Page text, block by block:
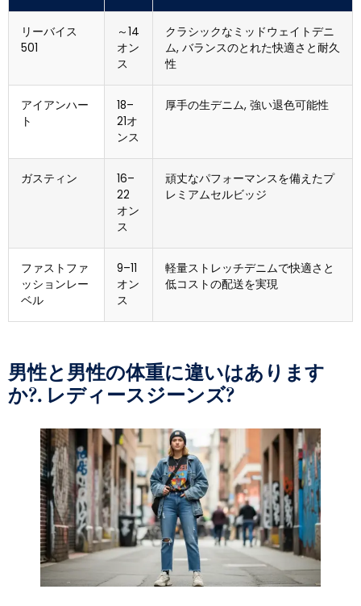
リーバイス
501
～14
オン
ス
クラシックなミッドウェイトデニ
ム, バランスのとれた快適さと耐久
性
アイアンハー
ト
18–
21オ
ンス
厚手の生デニム, 強い退色可能性
ガスティン
16–
22
オン
ス
頑丈なパフォーマンスを備えたプ
レミアムセルビッジ
ファストファ
ッションレー
ベル
9–11
オン
ス
軽量ストレッチデニムで快適さと
低コストの配送を実現
男性と男性の体重に違いはあります
か?. レディースジーンズ?